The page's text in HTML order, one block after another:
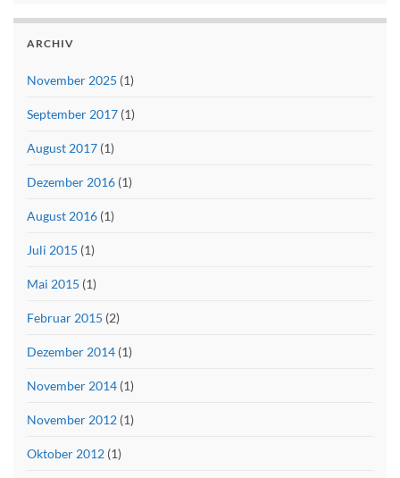
ARCHIV
November 2025 (1)
September 2017 (1)
August 2017 (1)
Dezember 2016 (1)
August 2016 (1)
Juli 2015 (1)
Mai 2015 (1)
Februar 2015 (2)
Dezember 2014 (1)
November 2014 (1)
November 2012 (1)
Oktober 2012 (1)